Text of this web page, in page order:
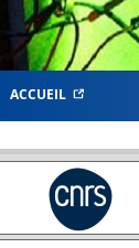
ACCUEIL